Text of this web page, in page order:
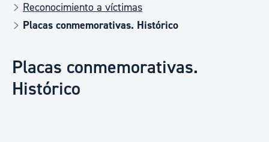
Reconocimiento a víctimas
Placas conmemorativas. Histórico
Placas conmemorativas.
Histórico